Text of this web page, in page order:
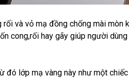
và vỏ mạ đồng chống mài mòn
cong,rối hay gãy giúp người
đó lớp mạ vàng này như một